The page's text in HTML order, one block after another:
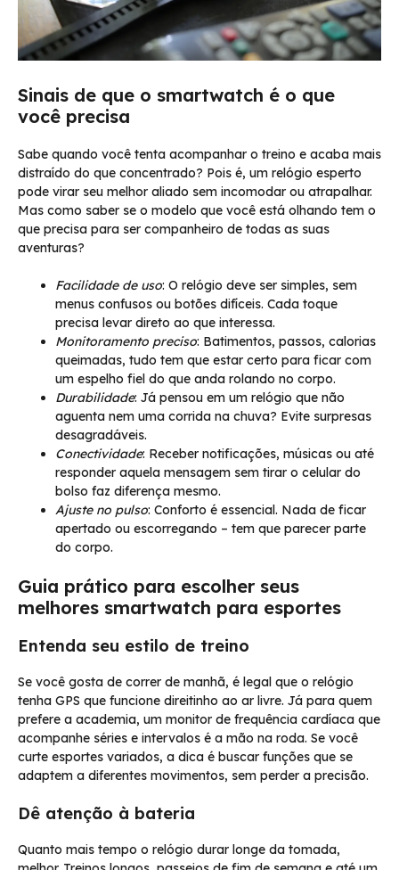
Sinais de que o smartwatch é o que
você precisa
Sabe quando você tenta acompanhar o treino e acaba mais
distraído do que concentrado? Pois é, um relógio esperto
pode virar seu melhor aliado sem incomodar ou atrapalhar.
Mas como saber se o modelo que você está olhando tem o
que precisa para ser companheiro de todas as suas
aventuras?
Facilidade de uso: O relógio deve ser simples, sem
menus confusos ou botões difíceis. Cada toque
precisa levar direto ao que interessa.
Monitoramento preciso: Batimentos, passos, calorias
queimadas, tudo tem que estar certo para ficar com
um espelho fiel do que anda rolando no corpo.
Durabilidade: Já pensou em um relógio que não
aguenta nem uma corrida na chuva? Evite surpresas
desagradáveis.
Conectividade: Receber notificações, músicas ou até
responder aquela mensagem sem tirar o celular do
bolso faz diferença mesmo.
Ajuste no pulso: Conforto é essencial. Nada de ficar
apertado ou escorregando – tem que parecer parte
do corpo.
Guia prático para escolher seus
melhores smartwatch para esportes
Entenda seu estilo de treino
Se você gosta de correr de manhã, é legal que o relógio
tenha GPS que funcione direitinho ao ar livre. Já para quem
prefere a academia, um monitor de frequência cardíaca que
acompanhe séries e intervalos é a mão na roda. Se você
curte esportes variados, a dica é buscar funções que se
adaptem a diferentes movimentos, sem perder a precisão.
Dê atenção à bateria
Quanto mais tempo o relógio durar longe da tomada,